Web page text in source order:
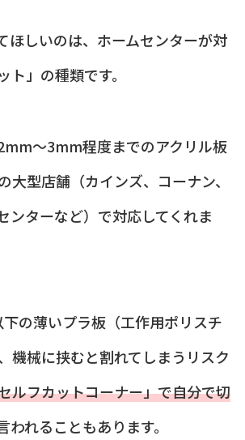
ほしいのは、ホームセンターが対
ト」の種類です。
〜3mm程度までのアクリル板
大型店舗（カインズ、コーナン、
ンターなど）で対応してくれま
の薄いプラ板（工作用ポリスチ
機械に挟むと割れてしまうリスク
ルフカットコーナー」で自分で切
われることもあります。